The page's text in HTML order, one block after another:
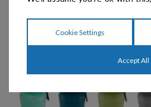
Cookie Settings
Accept All